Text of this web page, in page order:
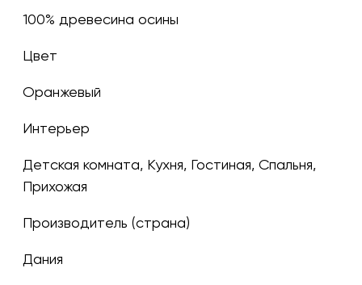
100% древесина осины
Цвет
оранжевый
Интерьер
Детская комната, Кухня, Гостиная, Спальня,
Прихожая
Производитель (страна)
Дания